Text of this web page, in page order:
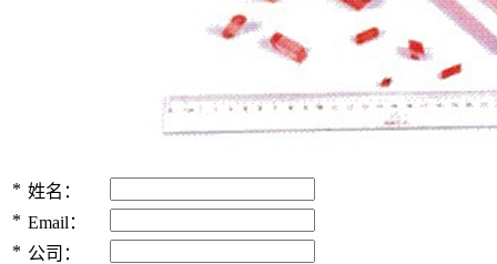
* 姓名：
* Email：
* 公司：